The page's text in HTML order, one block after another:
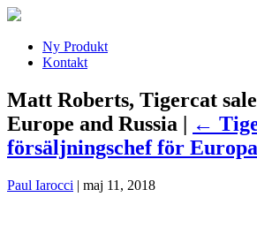
Ny Produkt
Kontakt
Matt Roberts, Tigercat
Europe and Russia | ←
försäljningschef för
Paul Iarocci | maj 11, 2018